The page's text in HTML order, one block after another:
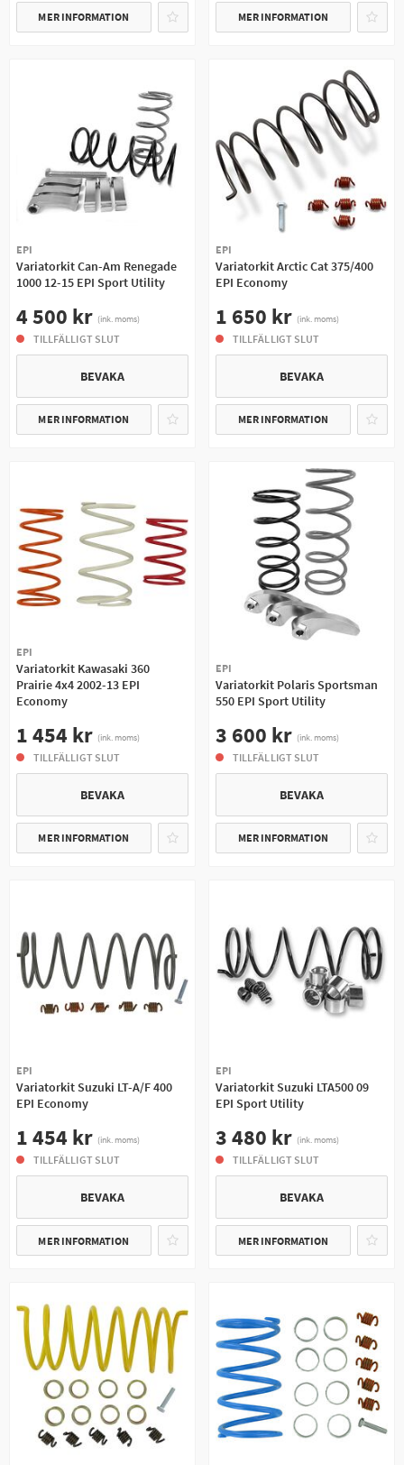
MER INFORMATION MER INFORMATION
EPI
Variatorkit Can-Am Renegade
1000 12-15 EPI Sport Utility
4 500 kr (ink. moms)
TILLFÄLLIGT SLUT
BEVAKA
MER INFORMATION
EPI
Variatorkit Arctic Cat 375/400
EPI Economy
1 650 kr (ink. moms)
TILLFÄLLIGT SLUT
BEVAKA
MER INFORMATION
EPI
Variatorkit Kawasaki 360
Prairie 4x4 2002-13 EPI
Economy
1 454 kr (ink. moms)
TILLFÄLLIGT SLUT
BEVAKA
MER INFORMATION
EPI
Variatorkit Polaris Sportsman
550 EPI Sport Utility
3 600 kr (ink. moms)
TILLFÄLLIGT SLUT
BEVAKA
MER INFORMATION
EPI
Variatorkit Suzuki LT-A/F 400
EPI Economy
1 454 kr (ink. moms)
TILLFÄLLIGT SLUT
BEVAKA
MER INFORMATION
EPI
Variatorkit Suzuki LTA500 09
EPI Sport Utility
3 480 kr (ink. moms)
TILLFÄLLIGT SLUT
BEVAKA
MER INFORMATION